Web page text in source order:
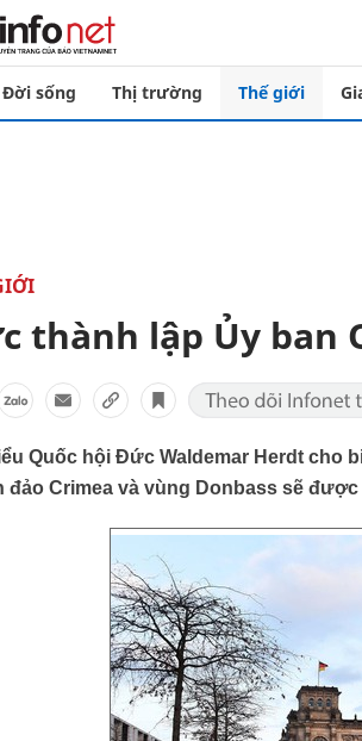
Đời sống Thị trường Thế giới
thành lập Ủy ban
Quốc hội Đức Waldemar Herdt cho
đảo Crimea và vùng Donbass sẽ